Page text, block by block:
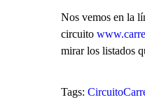
Nos vemos en la
circuito
mirar los listados
Tags: